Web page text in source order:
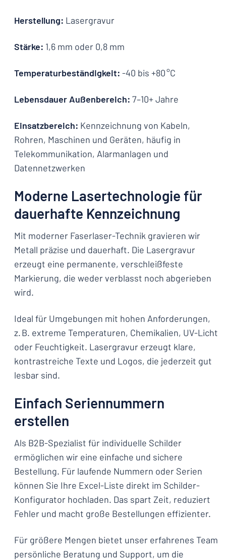
Herstellung: Lasergravur
Stärke: 1,6 mm oder 0,8 mm
Temperaturbeständigkeit: -40 bis +80 °C
Lebensdauer Außenbereich: 7–10+ Jahre
Einsatzbereich: Kennzeichnung von Kabeln,
Rohren, Maschinen und Geräten, häufig in
Telekommunikation, Alarmanlagen und
Datennetzwerken
Moderne Lasertechnologie für
dauerhafte Kennzeichnung
Mit moderner Faserlaser-Technik gravieren wir
Metall präzise und dauerhaft. Die Lasergravur
erzeugt eine permanente, verschleißfeste
Markierung, die weder verblasst noch abgerieben
wird.
Ideal für Umgebungen mit hohen Anforderungen,
z. B. extreme Temperaturen, Chemikalien, UV-Licht
oder Feuchtigkeit. Lasergravur erzeugt klare,
kontrastreiche Texte und Logos, die jederzeit gut
lesbar sind.
Einfach Seriennummern
erstellen
Als B2B-Spezialist für individuelle Schilder
ermöglichen wir eine einfache und sichere
Bestellung. Für laufende Nummern oder Serien
können Sie Ihre Excel-Liste direkt im Schilder-
Konfigurator hochladen. Das spart Zeit, reduziert
Fehler und macht große Bestellungen effizienter.
Für größere Mengen bietet unser erfahrenes Team
persönliche Beratung und Support, um die